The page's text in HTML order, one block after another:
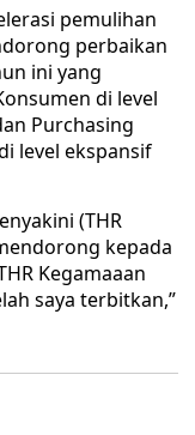
pemulihan
perbaikan
ini yang
di level
Purchasing
level ekspansif
(THR
kepada
Kegamaaan
saya terbitkan,”